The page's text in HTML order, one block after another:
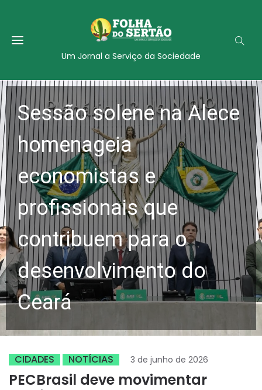
Um Jornal a Serviço da Sociedade
Sessão solene na Alece
homenageia
economistas e
profissionais que
contribuem para o
desenvolvimento do
Ceará
CIDADES NOTÍCIAS 3 de junho de 2026
PECBrasil deve movimentar